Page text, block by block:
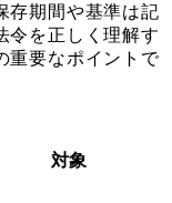
存期間や基準は記
令を正しく理解す
重要なポイントで
対象